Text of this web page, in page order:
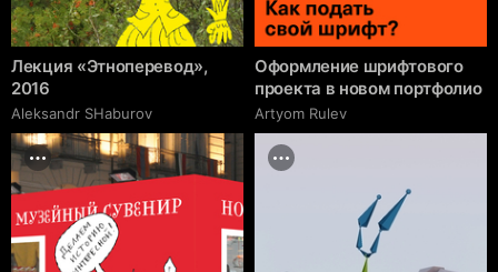
Лекция «Этноперевод»,
2016
Аleksandr SHaburov
Оформление шрифтового
проекта в новом портфолио
Artyom Rulev